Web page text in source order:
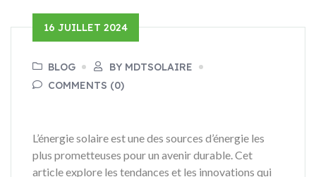
16 JUILLET 2024
BLOG
BY MDTSOLAIRE
COMMENTS (0)
L’énergie solaire est une des sources d’énergie les
plus prometteuses pour un avenir durable. Cet
article explore les tendances et les innovations qui